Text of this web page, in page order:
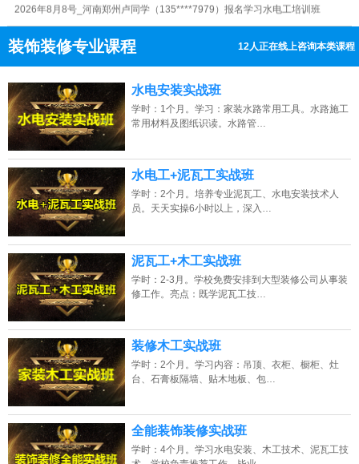
2026年8月8号_浙江杭州杨同学（134****3257）报名学习水电工培训班
2026年8月8号_福建福州王同学（154****1607）报名学习水电工培训班
2026年8月8号_广西南宁马同学（135****3666）报名学习水电工培训班
2026年8月8号黑龙江哈尔滨代同学（131****6928）报名学习水电工培训班
2026年8月8号_山东济南谭同学（184****7591）报名学习水电工培训班
装饰装修专业课程 12人正在线上咨询本类课程
点击免费咨询电话：13807313137
水电安装实战班
学时：1个月。学习：家装水路常用工具。水路施工
常用材料及图纸识读。水路管…
水电工+泥瓦工实战班
学时：2个月。培养专业泥瓦工、水电安装技术人
员。天天实操6小时以上，深入…
泥瓦工+木工实战班
学时：2-3月。学校免费安排到大型装修公司从事装
修工作。亮点：既学泥瓦工技…
装修木工实战班
学时：2个月。学习内容：吊顶、衣柜、橱柜、灶
台、石膏板隔墙、贴木地板、包…
全能装饰装修实战班
学时：4个月。学习水电安装、木工技术、泥瓦工技